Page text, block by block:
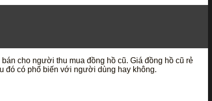
cho người thu mua đồng hồ cũ. Giá đồng hồ cũ rẻ
đó có phổ biến với người dùng hay không.